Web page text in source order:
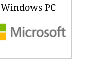
Windows PC